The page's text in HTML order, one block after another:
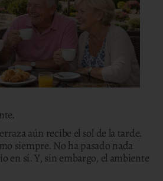
aún recibe el sol de la tarde.
siempre. No ha pasado nada
en sí. Y, sin embargo, el ambiente